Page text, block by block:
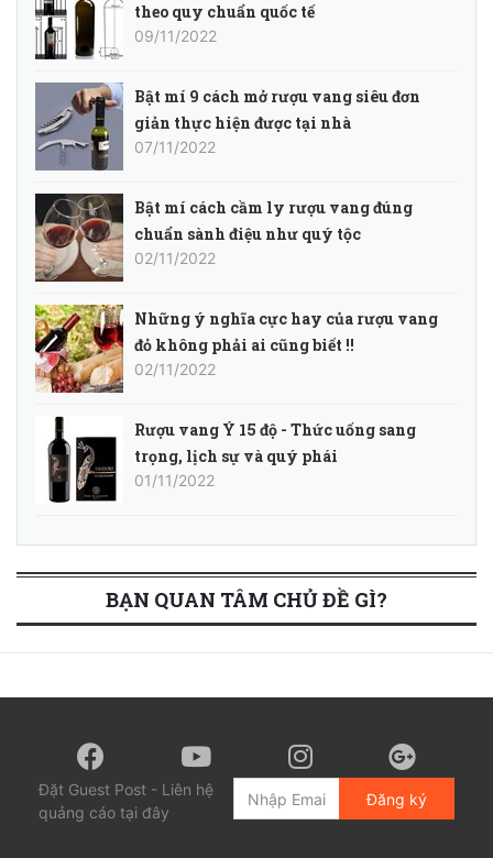
theo quy chuẩn quốc tế
09/11/2022
Bật mí 9 cách mở rượu vang siêu đơn
giản thực hiện được tại nhà
07/11/2022
Bật mí cách cầm ly rượu vang đúng
chuẩn sành điệu như quý tộc
02/11/2022
Những ý nghĩa cực hay của rượu vang
đỏ không phải ai cũng biết !!
02/11/2022
Rượu vang Ý 15 độ - Thức uống sang
trọng, lịch sự và quý phái
01/11/2022
BẠN QUAN TÂM CHỦ ĐỀ GÌ?
Đặt Guest Post - Liên hệ
quảng cáo tại đây
Đăng ký